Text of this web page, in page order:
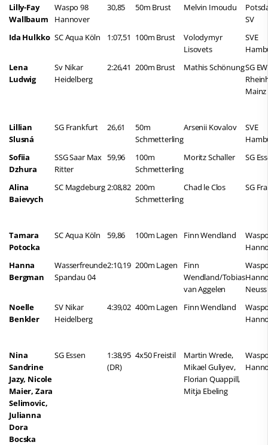
Lilly-Fay
Wallbaum
Waspo 98
Hannover
30,85 50m Brust Melvin Imoudu
SV
Ida Hulkko SC Aqua Köln 1:07,51 100m Brust
Volodymyr
Lisovets
SVE
Lena
Ludwig
Sv Nikar
Heidelberg
2:26,41 200m Brust Mathis SchönungSG
Mainz
Lillian
Slusná
SG Frankfurt 26,61
50m
Schmetterling
Arsenii Kovalov
SVE
Sofiia
Dzhura
SSG Saar Max
Ritter
59,96
100m
Schmetterling
Moritz Schaller SG
Alina
Baievych
SC Magdeburg2:08,82 200m
Schmetterling
Chad le Clos SG
Tamara
Potocka
SC Aqua Köln 59,86 100m Lagen Finn Wendland
Hanna
Bergman
Wasserfreunde
Spandau 04
2:10,19 200m Lagen
Finn
Wendland/Tobias
van Aggelen
Neuss
Noelle
Benkler
SV Nikar
Heidelberg
4:39,02 400m Lagen Finn Wendland
Nina
Sandrine
Jazy, Nicole
Maier, Zara
Selimovic,
Julianna
Dora
Bocska
SG Essen
1:38,95
(DR)
4x50 Freistil
Martin Wrede,
Mikael Guliyev,
Florian Quappill,
Mitja Ebeling